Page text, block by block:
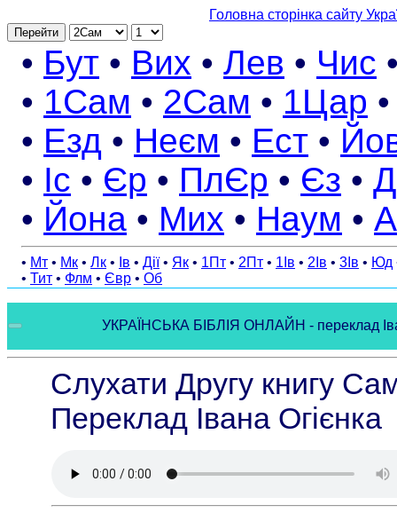
Головна сторінка сайту
Перейти
• Бут • Вих • Лев • Чис
• 1Сам • 2Сам • 1Цар
• Езд • Неєм • Ест •
• Іс • Єр • ПлЄр • Єз •
• Йона • Мих • Наум •
• Мт • Мк • Лк • Ів • Дії • Як • 1Пт • 2Пт • 1Ів • 2Ів • 3Ів • Юд
• Тит • Флм • Євр • Об
УКРАЇНСЬКА БІБЛІЯ ОНЛАЙН - переклад
Слухати Другу книгу
Переклад Івана Огієнка